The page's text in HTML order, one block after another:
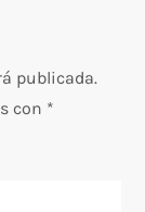
publicada.
con *